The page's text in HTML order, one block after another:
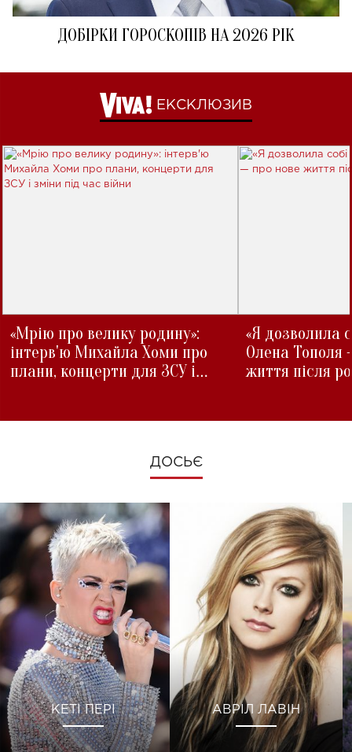
ДОБІРКИ ГОРОСКОПІВ НА 2026 РІК
ЕКСКЛЮЗИВ
«Мрію про велику родину»:
інтерв'ю Михайла Хоми про
плани, концерти для ЗСУ і
«Я дозволила
Олена Тополя
життя після
ДОСЬЄ
КЕТІ ПЕРІ АВРІЛ ЛАВІН